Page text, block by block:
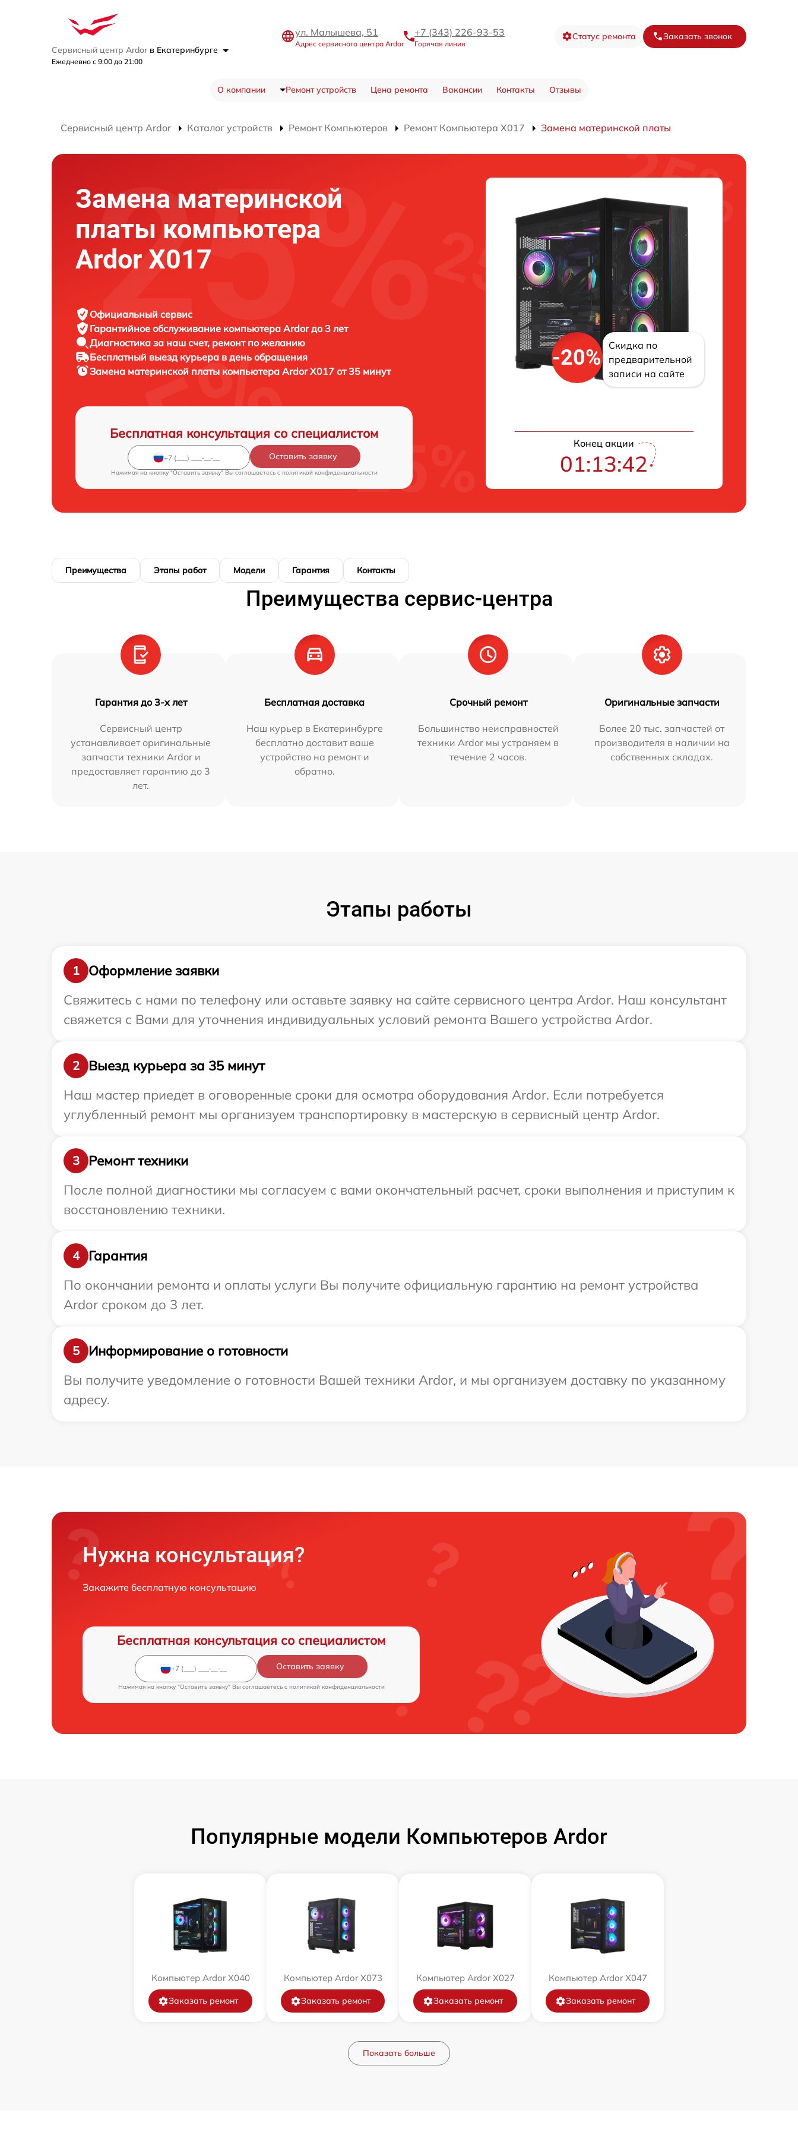
Сервисный центр Ardor в Екатеринбурге
Ежедневно с 9:00 до 21:00
ул. Малышева, 51
Адрес сервисного центра Ardor
+7 (343) 226-93-53
Горячая линия
Статус ремонта Заказать звонок
О компании Ремонт устройств Цена ремонта Вакансии Контакты Отзывы
Сервисный центр Ardor Каталог устройств Ремонт Компьютеров Ремонт Компьютера X017 Замена материнской платы
Замена материнской
платы компьютера
Ardor X017
Официальный сервис
Гарантийное обслуживание компьютера Ardor до 3 лет
Диагностика за наш счет, ремонт по желанию
Бесплатный выезд курьера в день обращения
Замена материнской платы компьютера Ardor X017 от 35 минут
Бесплатная консультация со специалистом
Оставить заявку
Нажимая на кнопку "Оставить заявку" Вы соглашаетесь c политикой конфиденциальности
-20%
Скидка по
предварительной
записи на сайте
Конец акции
01:13:41
Преимущества Этапы работ Модели Гарантия Контакты
Преимущества сервис-центра
Гарантия до 3-х лет
Сервисный центр
устанавливает оригинальные
запчасти техники Ardor и
предоставляет гарантию до 3
лет.
Бесплатная доставка
Наш курьер в Екатеринбурге
бесплатно доставит ваше
устройство на ремонт и
обратно.
Срочный ремонт
Большинство неисправностей
техники Ardor мы устраняем в
течение 2 часов.
Оригинальные запчасти
Более 20 тыс. запчастей от
производителя в наличии на
собственных складах.
Этапы работы
1
Оформление заявки
Свяжитесь с нами по телефону или оставьте заявку на сайте сервисного центра Ardor. Наш консультант
свяжется с Вами для уточнения индивидуальных условий ремонта Вашего устройства Ardor.
2
Выезд курьера за 35 минут
Наш мастер приедет в оговоренные сроки для осмотра оборудования Ardor. Если потребуется
углубленный ремонт мы организуем транспортировку в мастерскую в сервисный центр Ardor.
3
Ремонт техники
После полной диагностики мы согласуем с вами окончательный расчет, сроки выполнения и приступим к
восстановлению техники.
4
Гарантия
По окончании ремонта и оплаты услуги Вы получите официальную гарантию на ремонт устройства
Ardor сроком до 3 лет.
5
Информирование о готовности
Вы получите уведомление о готовности Вашей техники Ardor, и мы организуем доставку по указанному
адресу.
Нужна консультация?
Закажите бесплатную консультацию
Бесплатная консультация со специалистом
Оставить заявку
Нажимая на кнопку "Оставить заявку" Вы соглашаетесь c политикой конфиденциальности
Популярные модели Компьютеров Ardor
Компьютер Ardor X040
Заказать ремонт
Компьютер Ardor X073
Заказать ремонт
Компьютер Ardor X027
Заказать ремонт
Компьютер Ardor X047
Заказать ремонт
Показать больше